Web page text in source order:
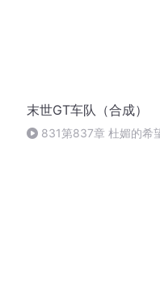
末世GT车队（合成）
831第837章 杜媚的希